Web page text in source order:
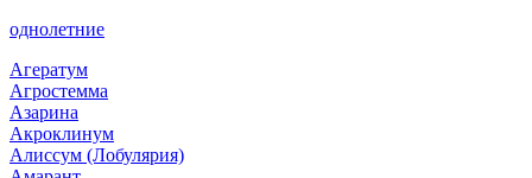
однолетние
Агератум
Агростемма
Азарина
Акроклинум
Алиссум (Лобулярия)